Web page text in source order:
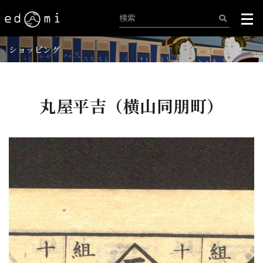
ショッピング
丸屋平吉（横山同朋町）
+
-